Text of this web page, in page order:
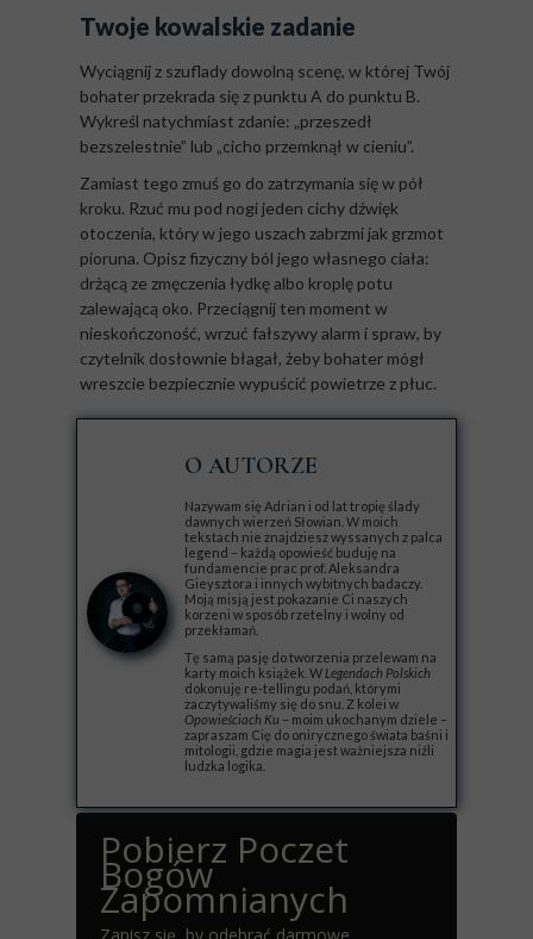
O AUTORZE
Nazywam się Adrian i od lat tropię ślady
dawnych wierzeń Słowian. W moich
tekstach nie znajdziesz wyssanych z palca
legend – każdą opowieść buduję na
fundamencie prac prof. Aleksandra
Gieysztora i innych wybitnych badaczy.
Moją misją jest pokazanie Ci naszych
korzeni w sposób rzetelny i wolny od
przekłamań.
Tę samą pasję do tworzenia przelewam na
karty moich książek. W Legendach Polskich
dokonuję re-tellingu podań, którymi
zaczytywaliśmy się do snu. Z kolei w
Opowieściach Ku – moim ukochanym dziele –
zapraszam Cię do onirycznego świata baśni i
mitologii, gdzie magia jest ważniejsza niźli
ludzka logika.
Pobierz Poczet
Bogów
Zapomnianych
Twoje kowalskie zadanie
Wyciągnij z szuflady dowolną scenę, w której Twój
bohater przekrada się z punktu A do punktu B.
Wykreśl natychmiast zdanie: „przeszedł
bezszelestnie” lub „cicho przemknął w cieniu”.
Zamiast tego zmuś go do zatrzymania się w pół
kroku. Rzuć mu pod nogi jeden cichy dźwięk
otoczenia, który w jego uszach zabrzmi jak grzmot
pioruna. Opisz fizyczny ból jego własnego ciała:
drżącą ze zmęczenia łydkę albo kroplę potu
zalewającą oko. Przeciągnij ten moment w
nieskończoność, wrzuć fałszywy alarm i spraw, by
czytelnik dosłownie błagał, żeby bohater mógł
wreszcie bezpiecznie wypuścić powietrze z płuc.